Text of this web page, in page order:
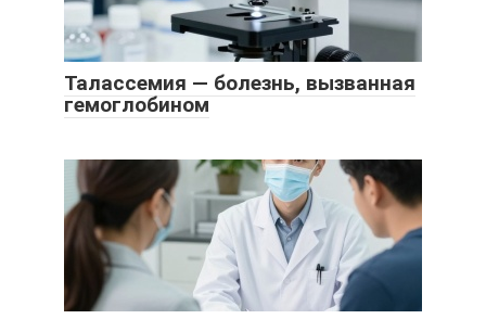
Талассемия — болезнь, вызванная
гемоглобином